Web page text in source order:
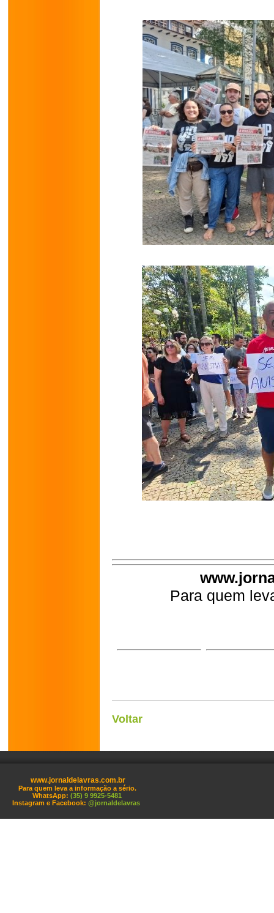
Para quem
Voltar
www.jornaldelavras.com.br
Para quem leva a informação a sério.
WhatsApp: (35) 9 9925-5481
Instagram e Facebook: @jornaldelavras